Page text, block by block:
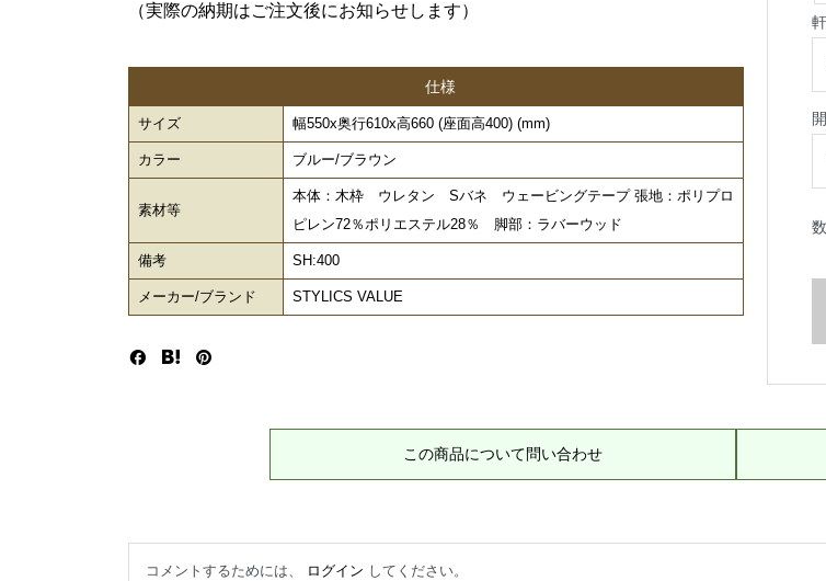
（実際の納期はご注文後にお知らせします）
仕様
サイズ 幅550x奥行610x高660 (座面高400) (mm)
カラー ブルー/ブラウン
素材等
本体：木枠 ウレタン Sバネ ウェービングテープ 張地：ポリプロ
ピレン72％ポリエステル28％ 脚部：ラバーウッド
備考 SH:400
メーカー/ブランド STYLICS VALUE
この商品について問い合わせ
コメントするためには、 ログイン してください。